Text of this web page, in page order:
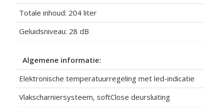
Totale inhoud: 204 liter
Geluidsniveau: 28 dB
Algemene informatie:
Elektronische temperatuurregeling met led-indicatie
Vlakscharniersysteem, softClose deursluiting